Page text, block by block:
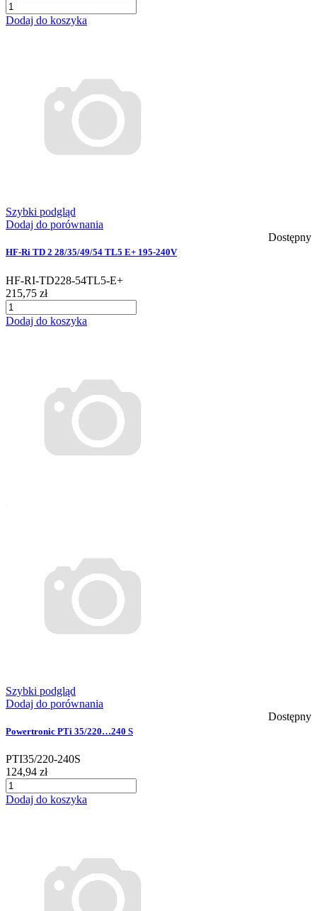
Dodaj do koszyka
Szybki podgląd
Dodaj do porównania
Dostępny
HF-Ri TD 2 28/35/49/54 TL5 E+ 195-240V
HF-RI-TD228-54TL5-E+
215,75 zł
Dodaj do koszyka
Szybki podgląd
Dodaj do porównania
Dostępny
Powertronic PTi 35/220…240 S
PTI35/220-240S
124,94 zł
Dodaj do koszyka